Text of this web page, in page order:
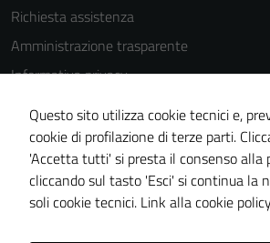
Richiesta assistenza
Amministrazione trasparente
Informativa privacy
Cookie Policy
Note legali
Dichiarazione di accessibilità
Piano di miglioramento del sito
Questo sito utilizza cookie tecnici e,
cookie di profilazione di terze parti.
'Accetta tutti' si presta il consenso alla
cliccando sul tasto 'Esci' si continua la
soli cookie tecnici. Link alla cookie policy